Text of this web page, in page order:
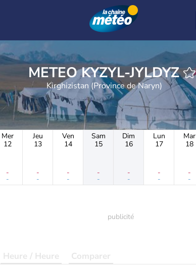
METEO KYZYL-JYLDYZ
Kirghizistan (Province de Naryn)
Mer
12
-
-
Jeu
13
-
-
Ven
14
-
-
Sam
15
-
-
Dim
16
-
-
Lun
17
-
-
Mar
18
-
-
Heure / Heure Comparer